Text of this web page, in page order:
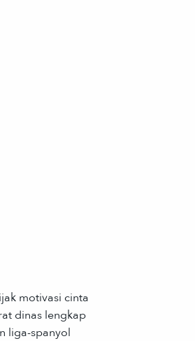
motivasi cinta
dinas lengkap
liga-spanyol